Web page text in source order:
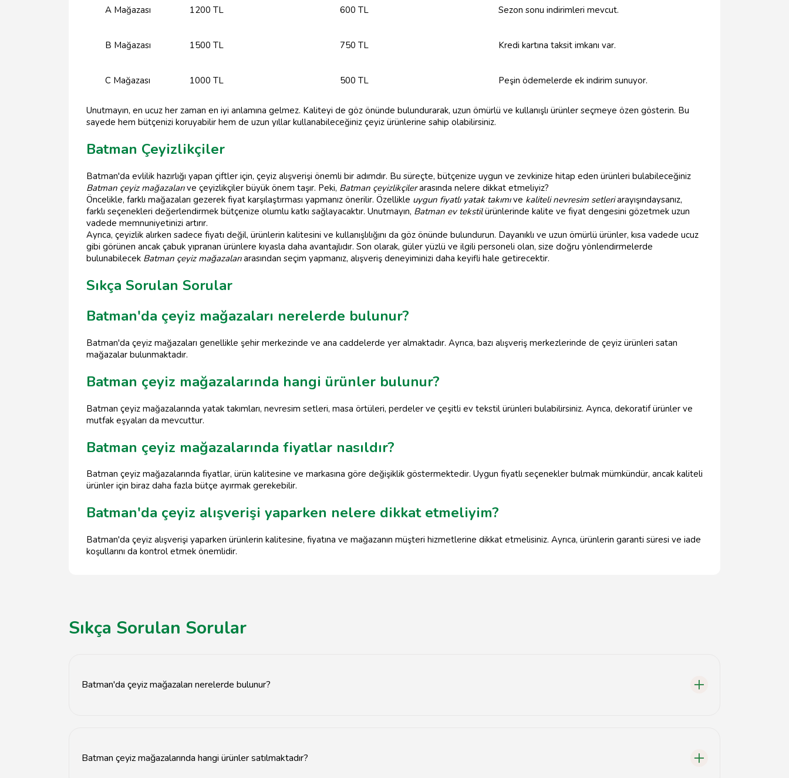
A Mağazası 1200 TL 600 TL Sezon sonu indirimleri mevcut.
B Mağazası 1500 TL 750 TL Kredi kartına taksit imkanı var.
C Mağazası 1000 TL 500 TL Peşin ödemelerde ek indirim sunuyor.
Unutmayın, en ucuz her zaman en iyi anlamına gelmez. Kaliteyi de göz önünde bulundurarak, uzun ömürlü ve kullanışlı ürünler seçmeye özen gösterin. Bu
sayede hem bütçenizi koruyabilir hem de uzun yıllar kullanabileceğiniz çeyiz ürünlerine sahip olabilirsiniz.
Batman Çeyizlikçiler
Batman'da evlilik hazırlığı yapan çiftler için, çeyiz alışverişi önemli bir adımdır. Bu süreçte, bütçenize uygun ve zevkinize hitap eden ürünleri bulabileceğiniz
Batman çeyiz mağazalarıve çeyizlikçiler büyük önem taşır. Peki, Batman çeyizlikçilerarasında nelere dikkat etmeliyiz?
Öncelikle, farklı mağazaları gezerek fiyat karşılaştırması yapmanız önerilir. Özellikle uygun fiyatlı yatak takımıve kaliteli nevresim setleriarayışındaysanız,
farklı seçenekleri değerlendirmek bütçenize olumlu katkı sağlayacaktır. Unutmayın, Batman ev tekstilürünlerinde kalite ve fiyat dengesini gözetmek uzun
vadede memnuniyetinizi artırır.
Ayrıca, çeyizlik alırken sadece fiyatı değil, ürünlerin kalitesini ve kullanışlılığını da göz önünde bulundurun. Dayanıklı ve uzun ömürlü ürünler, kısa vadede ucuz
gibi görünen ancak çabuk yıpranan ürünlere kıyasla daha avantajlıdır. Son olarak, güler yüzlü ve ilgili personeli olan, size doğru yönlendirmelerde
bulunabilecek Batman çeyiz mağazalarıarasından seçim yapmanız, alışveriş deneyiminizi daha keyifli hale getirecektir.
Sıkça Sorulan Sorular
Batman'da çeyiz mağazaları nerelerde bulunur?
Batman'da çeyiz mağazaları genellikle şehir merkezinde ve ana caddelerde yer almaktadır. Ayrıca, bazı alışveriş merkezlerinde de çeyiz ürünleri satan
mağazalar bulunmaktadır.
Batman çeyiz mağazalarında hangi ürünler bulunur?
Batman çeyiz mağazalarında yatak takımları, nevresim setleri, masa örtüleri, perdeler ve çeşitli ev tekstil ürünleri bulabilirsiniz. Ayrıca, dekoratif ürünler ve
mutfak eşyaları da mevcuttur.
Batman çeyiz mağazalarında fiyatlar nasıldır?
Batman çeyiz mağazalarında fiyatlar, ürün kalitesine ve markasına göre değişiklik göstermektedir. Uygun fiyatlı seçenekler bulmak mümkündür, ancak kaliteli
ürünler için biraz daha fazla bütçe ayırmak gerekebilir.
Batman'da çeyiz alışverişi yaparken nelere dikkat etmeliyim?
Batman'da çeyiz alışverişi yaparken ürünlerin kalitesine, fiyatına ve mağazanın müşteri hizmetlerine dikkat etmelisiniz. Ayrıca, ürünlerin garanti süresi ve iade
koşullarını da kontrol etmek önemlidir.
Sıkça Sorulan Sorular
Batman'da çeyiz mağazaları nerelerde bulunur?
Batman çeyiz mağazalarında hangi ürünler satılmaktadır?